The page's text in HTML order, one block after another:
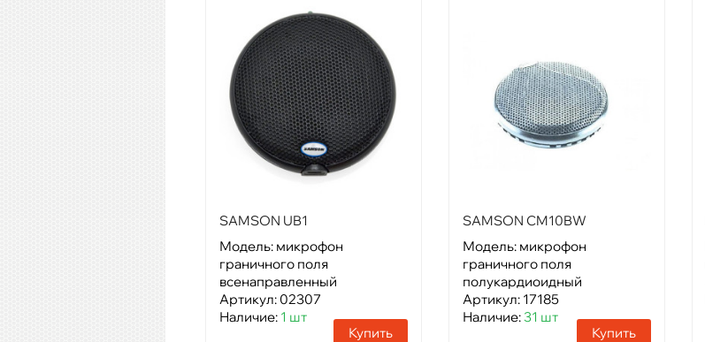
SAMSON UB1
Модель: микрофон
граничного поля
всенаправленный
Артикул: 02307
Наличие: 1 шт
Купить
SAMSON CM10BW
Модель: микрофон
граничного поля
полукардиоидный
Артикул: 17185
Наличие:31 шт
Купить